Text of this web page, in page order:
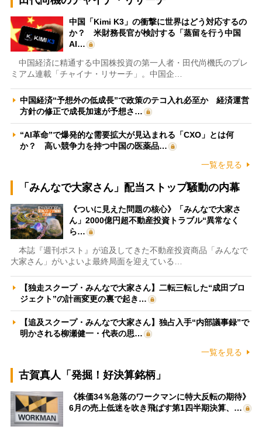
中国「Kimi K3」の衝撃に世界はどう対応するの
か？ 米財務長官が検討する「蒸留を行う中国
AI…
中国経済に精通する中国株投資の第一人者・田代尚機氏のプレ
ミアム連載「チャイナ・リサーチ」。中国企…
中国経済“予想外の低成長”で政策のテコ入れ必至か 経済運営
方針の修正で成長加速が予想さ…
“AI革命”で爆発的な需要拡大が見込まれる「CXO」とは何
か？ 高い競争力を持つ中国の医薬品…
一覧を見る
「みんなで大家さん」配当ストップ騒動の内幕
《ついに見えた問題の核心》「みんなで大家さ
ん」2000億円超不動産投資トラブル“異常なく
ら…
本誌『週刊ポスト』が追及してきた不動産投資商品「みんなで
大家さん」がいよいよ最終局面を迎えている…
【独走スクープ・みんなで大家さん】二転三転した“成田プロ
ジェクト”の計画変更の裏で起き…
【追及スクープ・みんなで大家さん】独占入手“内部議事録”で
明かされる柳瀬健一・代表の思…
一覧を見る
古賀真人「発掘！好決算銘柄」
《株価34％急落のワークマンに特大反転の期待》
6月の売上低迷を吹き飛ばす第1四半期決算、…